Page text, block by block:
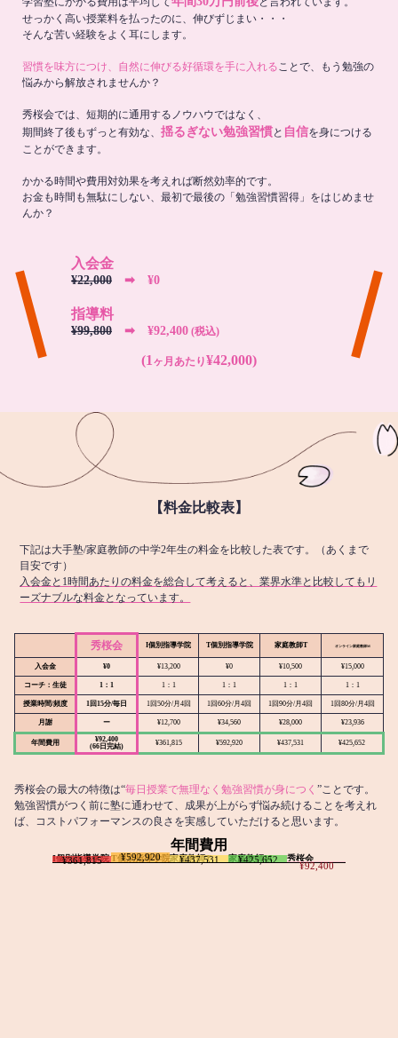
せっかく高い授業料を払ったのに、伸びずじまい・・・
そんな苦い経験をよく耳にします。
習慣を味方につけ、自然に伸びる好循環を手に入れることで、もう勉強の
悩みから解放されませんか？
秀桜会では、短期的に通用するノウハウではなく、
期間終了後もずっと有効な、 揺るぎない勉強習慣と 自信を身につける
ことができます。
かかる時間や費用対効果を考えれば断然効率的です。
お金も時間も無駄にしない、最初で最後の「勉強習慣習得」をはじめませ
んか？
入会金
¥22,000 ➡︎ ¥0
指導料
¥99,800 ➡︎ ¥92,400 (税込)
(1 ヶ月あたり¥42,000)
【料金比較表】
下記は大手塾/家庭教師の中学2年生の料金を比較した表です。（あくまで
目安です）
入会金と1時間あたりの料金を総合して考えると、業界水準と比較してもリ
ーズナブルな料金となっています。
秀桜会 I個別指導学院 T個別指導学院 家庭教師T オンライン家庭教師M
入会金 ¥0 ¥13,200 ¥0 ¥10,500 ¥15,000
コーチ：生徒 1：1 1：1 1：1 1：1 1：1
授業時間/頻度 1回15分/毎日 1回50分/月4回 1回60分/月4回 1回90分/月4回 1回80分/月4回
月謝 ー ¥12,700 ¥34,560 ¥28,000 ¥23,936
年間費用
¥92,400
(66日完結)
¥361,815 ¥592,920 ¥437,531 ¥425,652
秀桜会の最大の特徴は“毎日授業で無理なく勉強習慣が身につく ”ことです。
勉強習慣がつく前に塾に通わせて、成果が上がらず悩み続けることを考えれ
ば、コストパフォーマンスの良さを実感していただけると思います。
年間費用
I個別指導学院
¥361,815 T個別指導学院
¥592,920 家庭教師T
¥437,531 家庭教師M
¥425,652 秀桜会
¥92,400